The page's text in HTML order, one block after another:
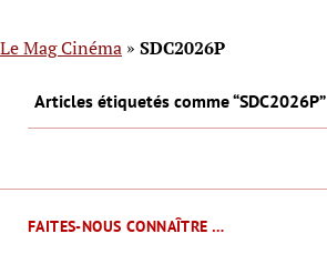
FAITES-NOUS CONNAÎTRE …
Le Mag Cinéma » SDC2026P
Articles étiquetés comme “SDC2026P”